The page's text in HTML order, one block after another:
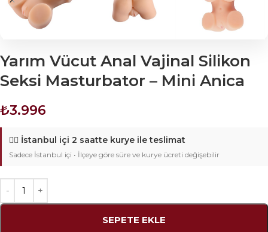
Yarım Vücut Anal Vajinal Silikon
Seksi Masturbator – Mini Anica
₺3.996
🚴‍♂️ İstanbul içi 2 saatte kurye ile teslimat
Sadece İstanbul içi • İlçeye göre süre ve kurye ücreti değişebilir
SEPETE EKLE